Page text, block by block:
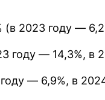
2023 году —
году — 14,3%, в
— 6,9%, в